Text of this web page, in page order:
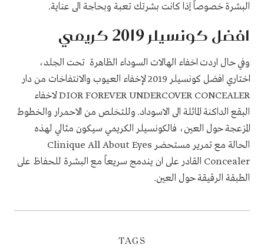
البشرة خصوصاً إذا كانت بشرتك تعبة وبحاجة الى عناية.
افضل كونسيلر 2019 كريمي
وفي حال اردت اخفاء الهالات السوداء الظاهرة تحت الجلد،
اختاري افضل كونسيلر 2019 لإخفاء العيوب والانتفاخات من دار
DIOR FOREVER UNDERCOVER CONCEALER لاخفاء
البقع الداكنة المائلة الى الاسوداد. وللتخلص من الاحمرار والخطوط
المزعجة حول العين، فالكونسيلر الكريمي سيكون مثالي لهذه
الحالة مع تمرير مستحضر Clinique All About Eyes
Concealer القادر على ان يندمج سريعاً مع البشرة للحفاظ على
الطبقة الرقيقة حول العين.
TAGS